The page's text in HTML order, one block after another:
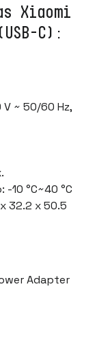
Xiaomi
C):
~ 50/60 Hz,
10 °C~40 °C
32.2 x 50.5
Adapter